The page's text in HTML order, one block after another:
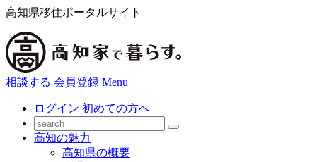
高知県移住ポータルサイト
相談する 会員登録 Menu
ログイン 初めての方へ
高知の魅力
高知県の概要